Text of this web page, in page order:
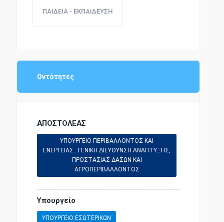
ΑΣΤΙΚΗ ΝΟΜΟΘΕΣΙΑ
ΔΙΠΛΩΜΑΤΙΚΗ ΝΟΜΟΘΕΣΙΑ
ΔΙΟΙΚΗΤΙΚΗ ΝΟΜΟΘΕΣΙΑ
ΠΑΙΔΕΙΑ - ΕΚΠΑΙΔΕΥΣΗ
Οντότητες
ΑΠΟΣΤΟΛΕΑΣ
ΥΠΟΥΡΓΕΙΟ ΠΕΡΙΒΑΛΛΟΝΤΟΣ ΚΑΙ
ΕΝΕΡΓΕΙΑΣ...ΓΕΝΙΚΗ ΔΙΕΥΘΥΝΣΗ ΑΝΑΠΤΥΞΗΣ,
ΠΡΟΣΤΑΣΙΑΣ ΔΑΣΩΝ ΚΑΙ
ΑΓΡΟΠΕΡΙΒΑΛΛΟΝΤΟΣ
Υπουργείο
ΥΠΟΥΡΓΕΙΟ ΕΣΩΤΕΡΙΚΩΝ